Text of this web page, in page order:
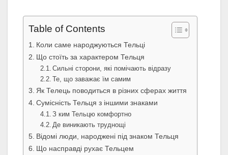
Table of Contents
Коли саме народжуються Тельці
Що стоїть за характером Тельця
Сильні сторони, які помічають відразу
Те, що заважає їм самим
Як Телець поводиться в різних сферах життя
Сумісність Тельця з іншими знаками
З ким Тельцю комфортно
Де виникають труднощі
Відомі люди, народжені під знаком Тельця
Що насправді рухає Тельцем